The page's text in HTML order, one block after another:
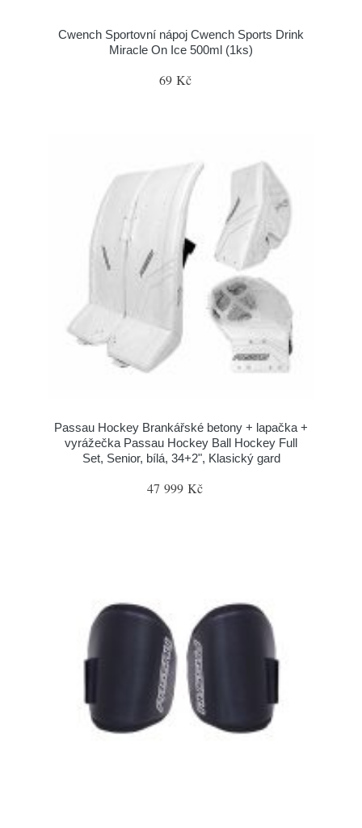
Cwench Sportovní nápoj Cwench Sports Drink
Miracle On Ice 500ml (1ks)
69 Kč
Passau Hockey Brankářské betony + lapačka +
vyrážečka Passau Hockey Ball Hockey Full
Set, Senior, bílá, 34+2", Klasický gard
47 999 Kč